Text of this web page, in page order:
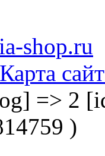
shop.ru
Карта
=> 2
)